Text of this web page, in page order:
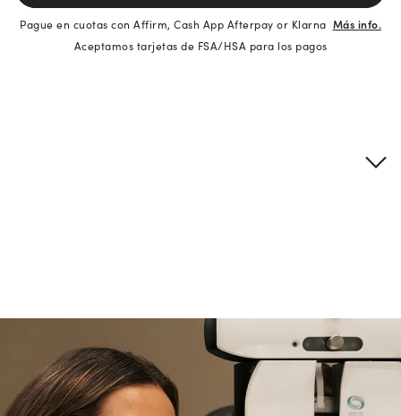
Pague en cuotas con Affirm, Cash App Afterpay or Klarna Más info.
Aceptamos tarjetas de FSA/HSA para los pagos